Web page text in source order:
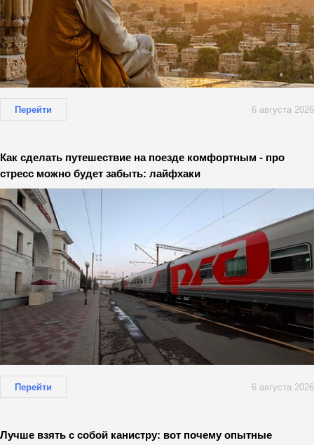
Перейти 6 августа 2026
Как сделать путешествие на поезде комфортным - про
стресс можно будет забыть: лайфхаки
Перейти 6 августа 2026
Лучше взять с собой канистру: вот почему опытные